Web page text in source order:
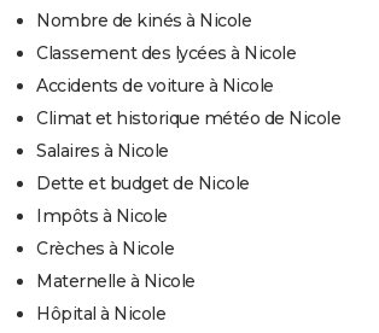
Nombre de kinés à Nicole
Classement des lycées à Nicole
Accidents de voiture à Nicole
Climat et historique météo de Nicole
Salaires à Nicole
Dette et budget de Nicole
Impôts à Nicole
Crèches à Nicole
Maternelle à Nicole
Hôpital à Nicole